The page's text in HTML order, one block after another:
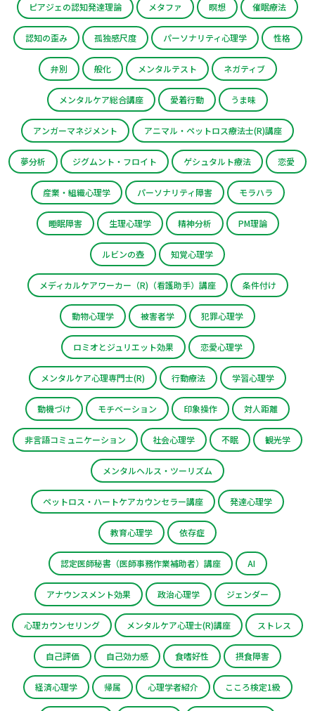
ピアジェの認知発達理論 メタファ 瞑想 催眠療法
認知の歪み 孤独感尺度 パーソナリティ心理学 性格
弁別 般化 メンタルテスト ネガティブ
メンタルケア総合講座 愛着行動 うま味
アンガーマネジメント アニマル・ペットロス療法士(R)講座
夢分析 ジグムント・フロイト ゲシュタルト療法 恋愛
産業・組織心理学 パーソナリティ障害 モラハラ
睡眠障害 生理心理学 精神分析 PM理論
ルビンの壺 知覚心理学
メディカルケアワーカー（R)（看護助手）講座 条件付け
動物心理学 被害者学 犯罪心理学
ロミオとジュリエット効果 恋愛心理学
メンタルケア心理専門士(R) 行動療法 学習心理学
動機づけ モチベーション 印象操作 対人距離
非言語コミュニケーション 社会心理学 不眠 観光学
メンタルヘルス・ツーリズム
ペットロス・ハートケアカウンセラー講座 発達心理学
教育心理学 依存症
認定医師秘書（医師事務作業補助者）講座 AI
アナウンスメント効果 政治心理学 ジェンダー
心理カウンセリング メンタルケア心理士(R)講座 ストレス
自己評価 自己効力感 食嗜好性 摂食障害
経済心理学 帰属 心理学者紹介 こころ検定1級